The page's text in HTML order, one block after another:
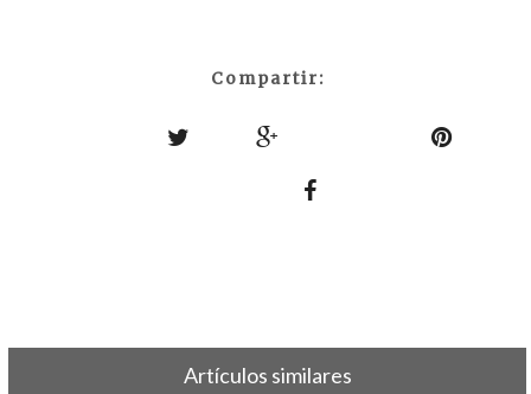
Compartir:
Artículos similares